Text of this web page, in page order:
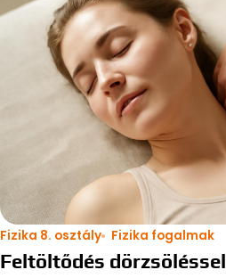
Fizika 8. osztály Fizika fogalmak
Feltöltődés dörzsöléssel